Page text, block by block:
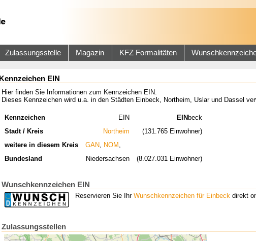
Zulassungsstelle Magazin KFZ Formalitäten
Kennzeichen EIN
Hier finden Sie Informationen zum Kennzeichen EIN.
Dieses Kennzeichen wird u.a. in den Städten Einbeck, Northeim, Uslar und Dassel
Kennzeichen EIN EINbeck
Stadt / Kreis
Northeim
(131.765 Einwohner)
weitere in diesem Kreis
GAN NOM
Bundesland
Niedersachsen (8.027.031 Einwohner)
Wunschkennzeichen EIN
Reservieren Sie Ihr Wunschkennzeichen für Einbeckdirekt
Zulassungsstellen